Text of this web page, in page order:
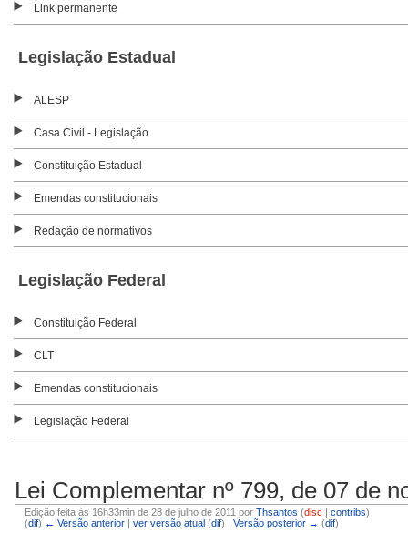
Link permanente
Legislação Estadual
ALESP
Casa Civil - Legislação
Constituição Estadual
Emendas constitucionais
Redação de normativos
Legislação Federal
Constituição Federal
CLT
Emendas constitucionais
Legislação Federal
Lei Complementar nº 799, de 07 de
Edição feita às 16h33min de 28 de julho de 2011 por Thsantos (disc contribs)
(dif) ← Versão anterior| ver versão atual (dif) | Versão posterior → (dif)